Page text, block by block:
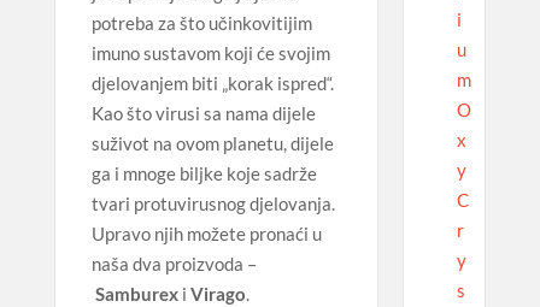
potreba za što učinkovitijim
imuno sustavom koji će svojim
djelovanjem biti „korak ispred“.
Kao što virusi sa nama dijele
suživot na ovom planetu, dijele
ga i mnoge biljke koje sadrže
tvari protuvirusnog djelovanja.
Upravo njih možete pronaći u
naša dva proizvoda –
Samburexi Virago.
i
u
m
O
x
y
C
r
y
s